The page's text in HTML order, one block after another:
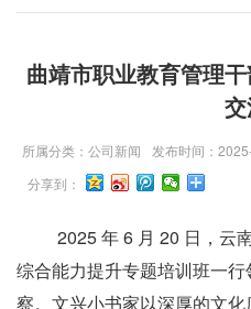
曲靖市职业教育管理
所属分类： 公司新闻 发布时间：
分享到：
2025 年 6 月 20 日，云
综合能力提升专题培训班一
察。文兴小书家以深厚的文